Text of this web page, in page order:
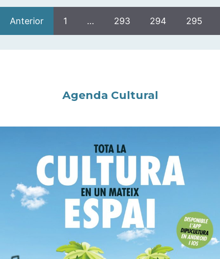
Anterior 1 … 293 294 295
Agenda Cultural